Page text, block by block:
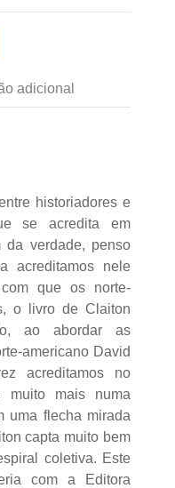
adicional
historiadores e
se acredita em
da verdade, penso
acreditamos nele
que os norte-
o livro de Claiton
ao abordar as
americano David
acreditamos no
muito mais numa
uma flecha mirada
capta muito bem
coletiva. Este
com a Editora